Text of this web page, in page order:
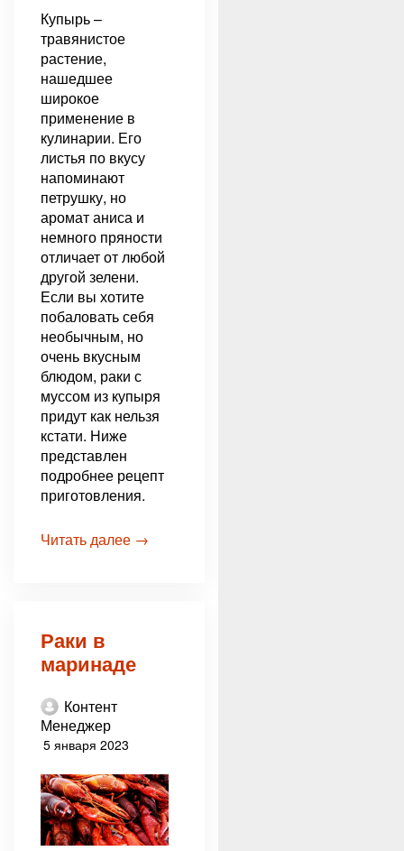
Купырь –
травянистое
растение,
нашедшее
широкое
применение в
кулинарии. Его
листья по вкусу
напоминают
петрушку, но
аромат аниса и
немного пряности
отличает от любой
другой зелени.
Если вы хотите
побаловать себя
необычным, но
очень вкусным
блюдом, раки с
муссом из купыря
придут как нельзя
кстати. Ниже
представлен
подробнее рецепт
приготовления.
Читать далее →
Раки в
маринаде
Контент
Менеджер
5 января 2023